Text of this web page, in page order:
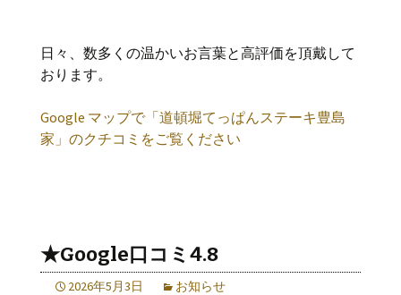
日々、数多くの温かいお言葉と高評価を頂戴して
おります。
Google マップで「道頓堀てっぱんステーキ豊島
家」のクチコミをご覧ください
★Google口コミ4.8
2026年5月3日 お知らせ